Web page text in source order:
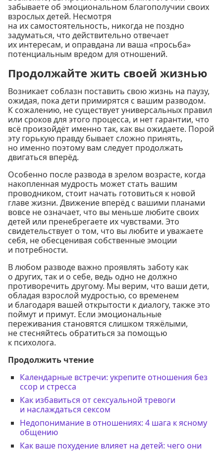
забываете об эмоциональном благополучии своих
взрослых детей. Несмотря
на их самостоятельность, никогда не поздно
задуматься, что действительно отвечает
их интересам, и оправдана ли ваша «просьба»
потенциальным вредом для отношений.
Продолжайте жить своей жизнью
Возникает соблазн поставить свою жизнь на паузу,
ожидая, пока дети примирятся с вашим разводом.
К сожалению, не существует универсальных правил
или сроков для этого процесса, и нет гарантии, что
всё произойдёт именно так, как вы ожидаете. Порой
эту горькую правду бывает сложно принять,
но именно поэтому вам следует продолжать
двигаться вперёд.
Особенно после развода в зрелом возрасте, когда
накопленная мудрость может стать вашим
проводником, стоит начать готовиться к новой
главе жизни. Движение вперёд с вашими планами
вовсе не означает, что вы меньше любите своих
детей или пренебрегаете их чувствами. Это
свидетельствует о том, что вы любите и уважаете
себя, не обесценивая собственные эмоции
и потребности.
В любом разводе важно проявлять заботу как
о других, так и о себе, ведь одно не должно
противоречить другому. Мы верим, что ваши дети,
обладая взрослой мудростью, со временем
и благодаря вашей открытости к диалогу, также это
поймут и примут. Если эмоциональные
переживания становятся слишком тяжёлыми,
не стесняйтесь обратиться за помощью
к психолога.
Продолжить чтение
Календарные встречи: укрепите отношения без
ссор и стресса
Как избавиться от сексуальной тревоги
и наслаждаться сексом
Недопонимание в отношениях: 4 шага к ясному
общению
Как ваше похудение влияет на детей: чего они